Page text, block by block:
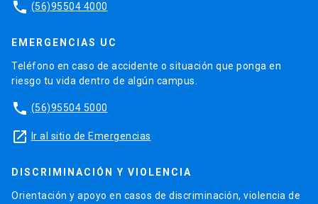
phone (56)95504 4000
EMERGENCIAS UC
Teléfono en caso de accidente o situación que ponga en
riesgo tu vida dentro de algún campus.
phone (56)95504 5000
launch Ir al sitio de Emergencias
DISCRIMINACIÓN Y VIOLENCIA
Orientación y apoyo en casos de discriminación, violencia de